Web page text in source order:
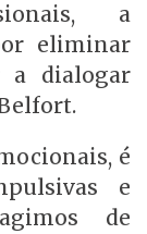
a
eliminar
a dialogar
é
e
de